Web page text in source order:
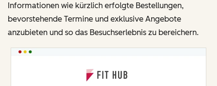
Informationen wie kürzlich erfolgte Bestellungen,
bevorstehende Termine und exklusive Angebote
anzubieten und so das Besuchserlebnis zu bereichern.